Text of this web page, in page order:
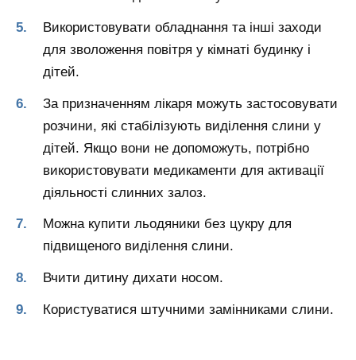
Використовувати обладнання та інші заходи
для зволоження повітря у кімнаті будинку і
дітей.
За призначенням лікаря можуть застосовувати
розчини, які стабілізують виділення слини у
дітей. Якщо вони не допоможуть, потрібно
використовувати медикаменти для активації
діяльності слинних залоз.
Можна купити льодяники без цукру для
підвищеного виділення слини.
Вчити дитину дихати носом.
Користуватися штучними замінниками слини.